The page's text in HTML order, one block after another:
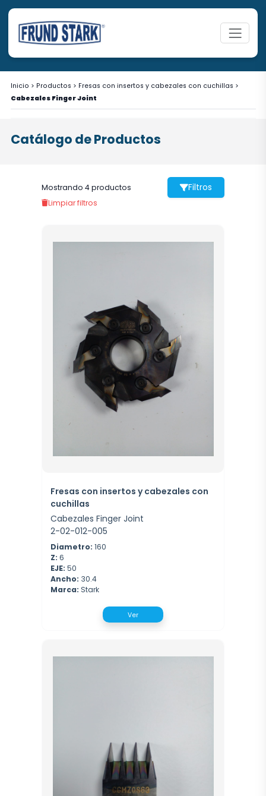
Inicio > Productos > Fresas con insertos y cabezales con cuchillas >
Cabezales Finger Joint
Catálogo de Productos
Mostrando 4 productos Filtros
Limpiar filtros
Fresas con insertos y cabezales con
cuchillas
Cabezales Finger Joint
2-02-012-005
Diametro: 160
Z: 6
EJE: 50
Ancho: 30.4
Marca: Stark
Ver